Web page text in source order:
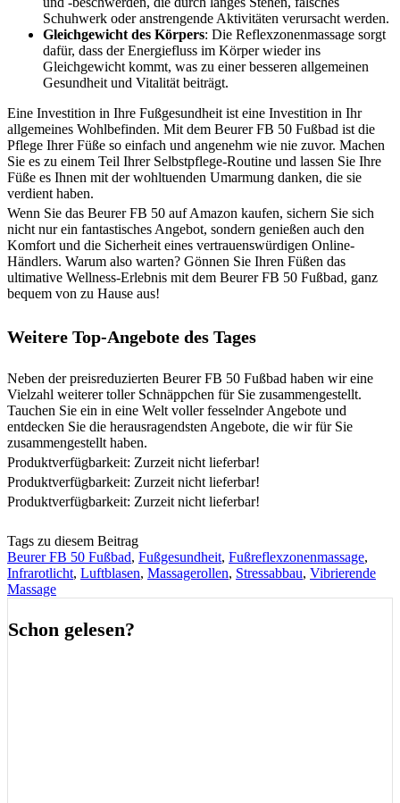
Schuhwerk oder anstrengende Aktivitäten verursacht werden.
Gleichgewicht des Körpers: Die Reflexzonenmassage sorgt
dafür, dass der Energiefluss im Körper wieder ins
Gleichgewicht kommt, was zu einer besseren allgemeinen
Gesundheit und Vitalität beiträgt.
Eine Investition in Ihre Fußgesundheit ist eine Investition in Ihr
allgemeines Wohlbefinden. Mit dem Beurer FB 50 Fußbad ist die
Pflege Ihrer Füße so einfach und angenehm wie nie zuvor. Machen
Sie es zu einem Teil Ihrer Selbstpflege-Routine und lassen Sie Ihre
Füße es Ihnen mit der wohltuenden Umarmung danken, die sie
verdient haben.
Wenn Sie das Beurer FB 50 auf Amazon kaufen, sichern Sie sich
nicht nur ein fantastisches Angebot, sondern genießen auch den
Komfort und die Sicherheit eines vertrauenswürdigen Online-
Händlers. Warum also warten? Gönnen Sie Ihren Füßen das
ultimative Wellness-Erlebnis mit dem Beurer FB 50 Fußbad, ganz
bequem von zu Hause aus!
Weitere Top-Angebote des Tages
Neben der preisreduzierten Beurer FB 50 Fußbad haben wir eine
Vielzahl weiterer toller Schnäppchen für Sie zusammengestellt.
Tauchen Sie ein in eine Welt voller fesselnder Angebote und
entdecken Sie die herausragendsten Angebote, die wir für Sie
zusammengestellt haben.
Produktverfügbarkeit: Zurzeit nicht lieferbar!
Produktverfügbarkeit: Zurzeit nicht lieferbar!
Produktverfügbarkeit: Zurzeit nicht lieferbar!
Tags zu diesem Beitrag
Beurer FB 50 Fußbad, Fußgesundheit, Fußreflexzonenmassage,
Infrarotlicht, Luftblasen, Massagerollen, Stressabbau, Vibrierende
Massage
Schon gelesen?